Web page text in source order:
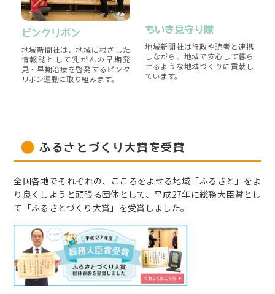
ピンクリボン
地域新聞社は、地域に根ざした
情報誌として乳がんの早期発
見・早期治療を啓発するピンク
リボン運動に取り組みます。
ちいき見守り隊
地域新聞社は行政や読者と連携
しながら、地域で安心して暮ら
せるような地域づくりに貢献し
ています。
ふるさとづくり大賞を受賞
全国各地でそれぞれの、こころをよせる地域「ふるさと」をよ
り良くしようと頑張る団体として、平成27年に総務大臣賞とし
て「ふるさとづくり大賞」を受賞しました。